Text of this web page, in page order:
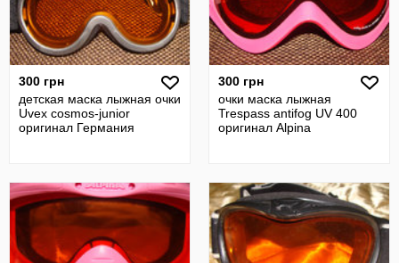
300 грн
детская маска лыжная очки
Uvex cosmos-junior
оригинал Германия
300 грн
очки маска лыжная
Trespass antifog UV 400
оригинал Alpina